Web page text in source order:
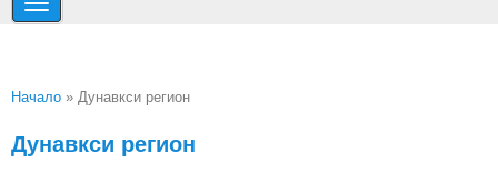
Начало » Дунавкси регион
Дунавкси регион